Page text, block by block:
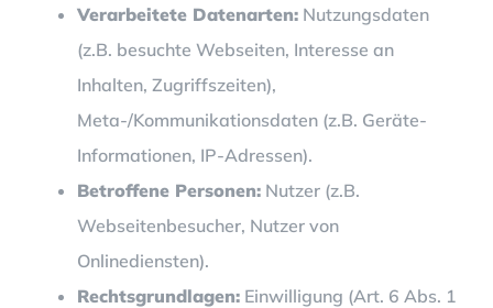
Verarbeitete Datenarten: Nutzungsdaten
(z.B. besuchte Webseiten, Interesse an
Inhalten, Zugriffszeiten),
Meta-/Kommunikationsdaten (z.B. Geräte-
Informationen, IP-Adressen).
Betroffene Personen: Nutzer (z.B.
Webseitenbesucher, Nutzer von
Onlinediensten).
Rechtsgrundlagen: Einwilligung (Art. 6 Abs. 1